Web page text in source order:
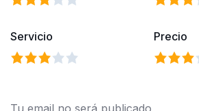
Servicio Precio
Tu email no será publicado